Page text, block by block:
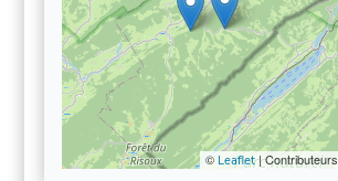
© Leaflet| Contributeurs